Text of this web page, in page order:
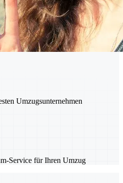
Umzugsunternehmen
Service für Ihren Umzug